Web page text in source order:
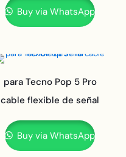
Buy via WhatsApp
para Tecno Pop 5 Pro
cable flexible de señal
Buy via WhatsApp